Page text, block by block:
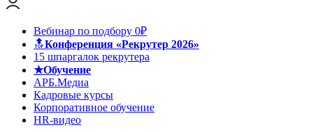
Вебинар по подбору 0₽
🔝Конференция «Рекрутер 2026»
15 шпаргалок рекрутера
★Обучение
АРБ.Медиа
Кадровые курсы
Корпоративное обучение
HR-видео